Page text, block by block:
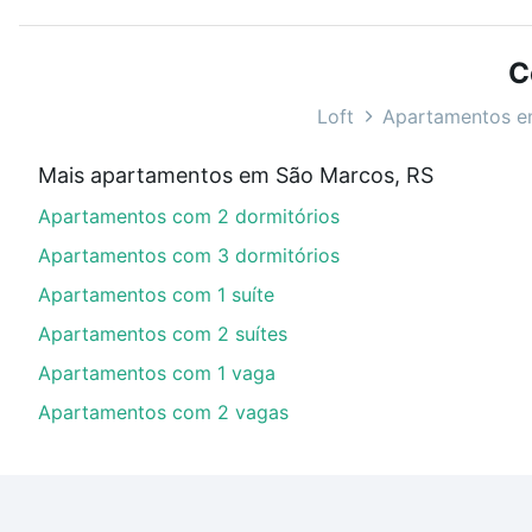
ou sem vaga de garagem para combinar
Apartamentos à venda em São Marcos, RS ideal para
Qual o preço de Apartamentos à venda em São
imobiliário as parcelas podem se adequar ao seu
custa comprar um apartamento e conte com a gente
Loft Apartamentos
Mais apartamentos em São Marcos, RS
Apartamentos com 2 dormitórios
Apartamentos com 3 dormitórios
Apartamentos com 1 suíte
Apartamentos com 2 suítes
Apartamentos com 1 vaga
Apartamentos com 2 vagas